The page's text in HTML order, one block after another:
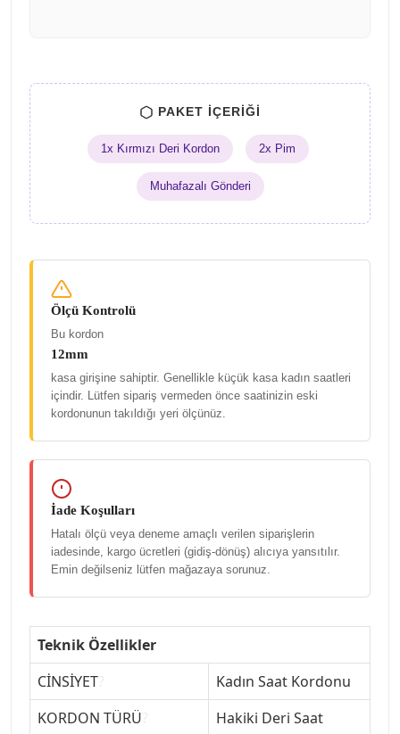
PAKET İÇERIĞI
1x Kırmızı Deri Kordon 2x Pim
Muhafazalı Gönderi
Ölçü Kontrolü
Bu kordon
12mm
kasa girişine sahiptir. Genellikle küçük kasa kadın saatleri
içindir. Lütfen sipariş vermeden önce saatinizin eski
kordonunun takıldığı yeri ölçünüz.
İade Koşulları
Hatalı ölçü veya deneme amaçlı verilen siparişlerin
iadesinde, kargo ücretleri (gidiş-dönüş) alıcıya yansıtılır.
Emin değilseniz lütfen mağazaya sorunuz.
Teknik Özellikler
CİNSİYET
Kadın Saat Kordonu
KORDON TÜRÜ
Hakiki Deri Saat